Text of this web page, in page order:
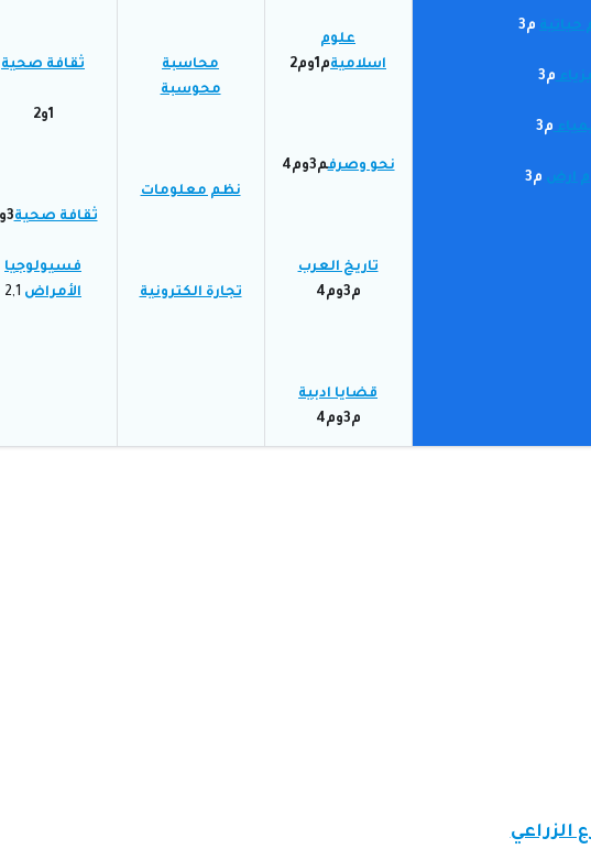
حياتيةم3
م3
م3
ارض م3
علوم
اسلاميةم1وم2
نحو وصرفم3وم4
تاريخ العرب
م3وم4
قضايا ادبية
م3وم4
محاسبة
محوسبة
نظم معلومات
تجارة الكترونية
ثقافة صحية
1و2
ثقافة صحية3و4
فسيولوجيا
الأمراض